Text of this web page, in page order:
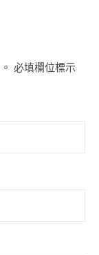
必填欄位標示